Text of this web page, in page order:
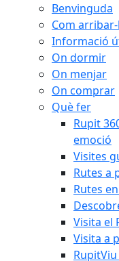
Benvinguda
Com
Informació
On dormir
On menjar
On comprar
Què fer
Rupit
emoció
Visites
Rutes a
Rutes
Visita el
Visita a